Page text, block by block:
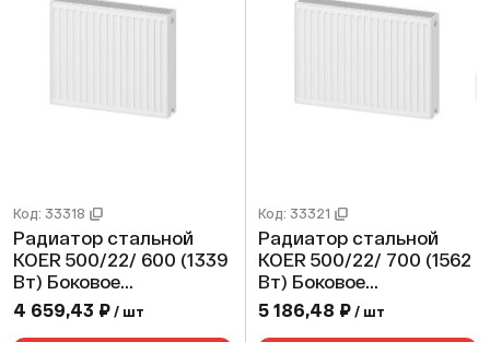
Код: 33318
Радиатор стальной
KOER 500/22/ 600 (1339
Вт) Боковое
подключение
4 659,43 ₽ / шт
Код: 33321
Радиатор стальной
KOER 500/22/ 700 (1562
Вт) Боковое
подключение
5 186,48 ₽ / шт